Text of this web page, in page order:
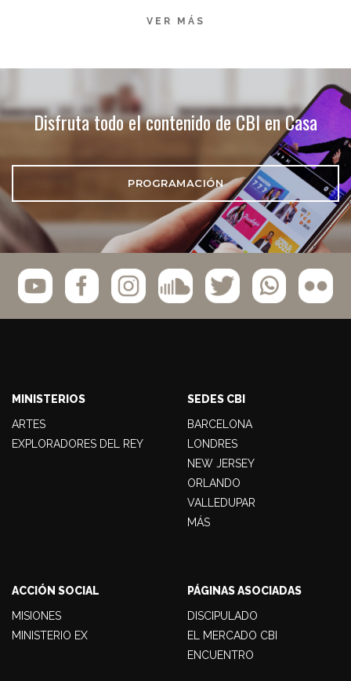
VER MÁS
Disfruta todo el contenido de CBI en Casa
PROGRAMACIÓN
MINISTERIOS
ARTES
EXPLORADORES DEL REY
SEDES CBI
BARCELONA
LONDRES
NEW JERSEY
ORLANDO
VALLEDUPAR
MÁS
ACCIÓN SOCIAL
MISIONES
MINISTERIO EX
PÁGINAS ASOCIADAS
DISCIPULADO
EL MERCADO CBI
ENCUENTRO